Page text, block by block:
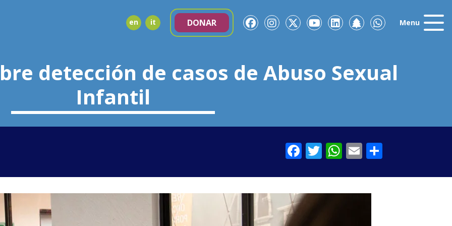
en it DONAR Menu
detección de casos de Abuso Sexual
Infantil
Facebook
Twitter
WhatsApp
Email